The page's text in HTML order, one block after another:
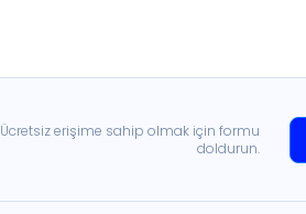
Ücretsiz erişime sahip olmak için formu
doldurun.